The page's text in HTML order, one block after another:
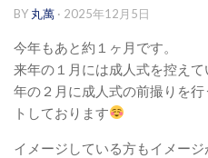
BY 丸萬 · 2025年12月5日
今年もあと約１ヶ月です。
来年の１月には成人式を控え
年の２月に成人式の前撮りを
トしております
イメージしている方もイメー